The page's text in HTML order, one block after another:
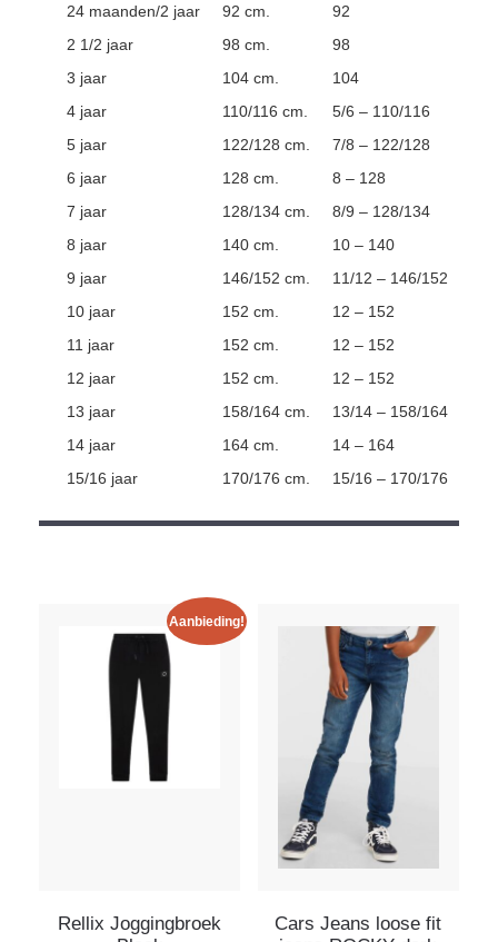
24 maanden/2 jaar 92 cm.
92
2 1/2 jaar
98 cm.
98
3 jaar
104 cm.
104
4 jaar
110/116 cm.
5/6 – 110/116
5 jaar
122/128 cm.
7/8 – 122/128
6 jaar
128 cm.
8 – 128
7 jaar
128/134 cm.
8/9 – 128/134
8 jaar
140 cm.
10 – 140
9 jaar
146/152 cm.
11/12 – 146/152
10 jaar
152 cm.
12 – 152
11 jaar
152 cm.
12 – 152
12 jaar
152 cm.
12 – 152
13 jaar
158/164 cm.
13/14 – 158/164
14 jaar
164 cm.
14 – 164
15/16 jaar
170/176 cm. 15/16 – 170/176
Aanbieding!
Rellix Joggingbroek
Cars Jeans loose fit